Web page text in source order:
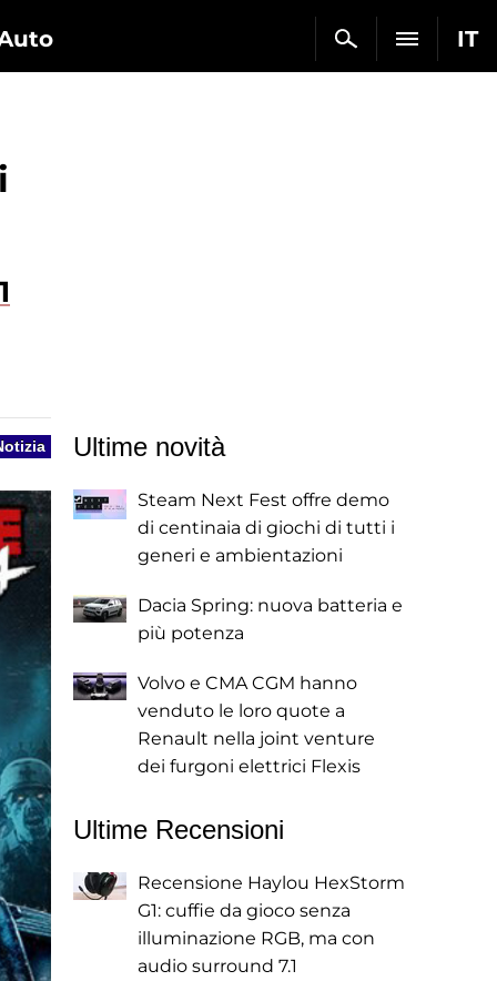
IT
Ultime novità
Steam Next Fest offre demo
di centinaia di giochi di tutti i
generi e ambientazioni
Dacia Spring: nuova batteria e
più potenza
Volvo e CMA CGM hanno
venduto le loro quote a
Renault nella joint venture
dei furgoni elettrici Flexis
Ultime Recensioni
Recensione Haylou HexStorm
G1: cuffie da gioco senza
illuminazione RGB, ma con
audio surround 7.1